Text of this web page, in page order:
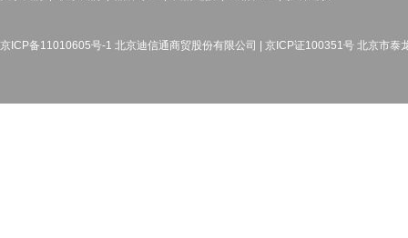
京ICP备11010605号-1 北京迪信通商贸股份有限公司 | 京ICP证100351号 北京市泰